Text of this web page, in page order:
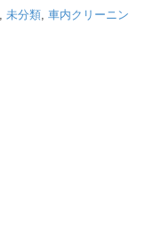
未分類 車内クリーニン